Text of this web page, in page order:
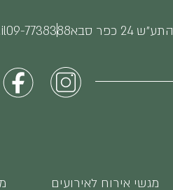
התע״ש 24 כפר סבא 09-7738388
מגשי אירוח לאירועים